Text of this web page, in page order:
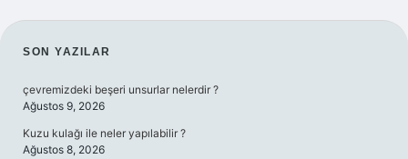
SIDEBAR
SON YAZILAR
çevremizdeki beşeri unsurlar nelerdir ?
Ağustos 9, 2026
Kuzu kulağı ile neler yapılabilir ?
Ağustos 8, 2026